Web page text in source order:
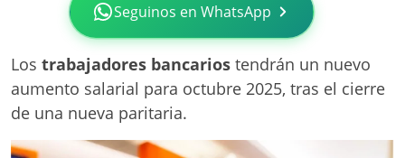
Seguinos en WhatsApp
Los trabajadores bancarios tendrán un nuevo
aumento salarial para octubre 2025, tras el cierre
de una nueva paritaria.